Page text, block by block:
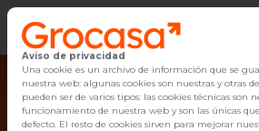
Vender
Buscar Inmuebles
Aviso de privacidad
Una cookie es un archivo de información que se
nuestra web: algunas cookies son nuestras y otras
pueden ser de varios tipos: las cookies técnicas son
funcionamiento de nuestra web y son las únicas
defecto. El resto de cookies sirven para mejorar